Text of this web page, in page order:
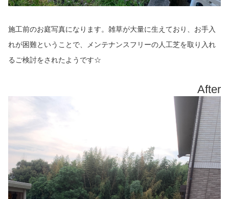
施工前のお庭写真になります。雑草が大量に生えており、お手入
れが困難ということで、メンテナンスフリーの人工芝を取り入れ
るご検討をされたようです☆
After